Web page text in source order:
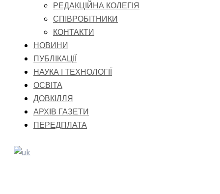
РЕДАКЦІЙНА КОЛЕГІЯ
СПІВРОБІТНИКИ
КОНТАКТИ
НОВИНИ
ПУБЛІКАЦІЇ
НАУКА І ТЕХНОЛОГІЇ
ОСВІТА
ДОВКІЛЛЯ
АРХІВ ГАЗЕТИ
ПЕРЕДПЛАТА